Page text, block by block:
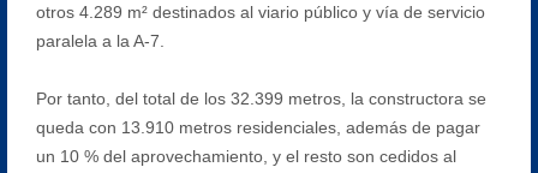
otros 4.289 m² destinados al viario público y vía de servicio
paralela a la A-7.
Por tanto, del total de los 32.399 metros, la constructora se
queda con 13.910 metros residenciales, además de pagar
un 10 % del aprovechamiento, y el resto son cedidos al